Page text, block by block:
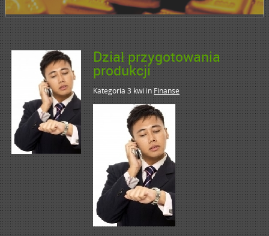
Dział przygotowania
produkcji
Kategoria 3 kwiinFinanse